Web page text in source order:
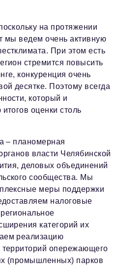
на протяжении
мы ведем очень активную
При этом есть
стремится повысить
конкуренция очень
десятке. Поэтому всегда
который и
оценки столь
– планомерная
власти Челябинской
деловых объединений
сообщества. Мы
меры поддержки
налоговые
категорий их
реализацию
территорий опережающего
(промышленных) парков